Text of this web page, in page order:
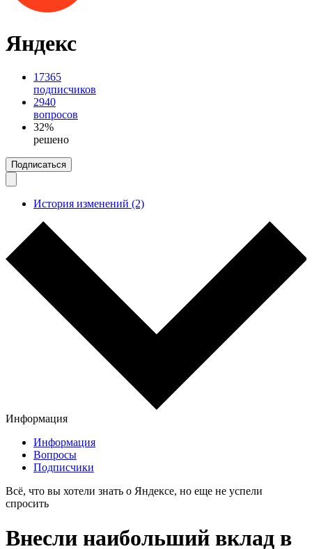
Яндекс
17365
подписчиков
2940
вопросов
32%
решено
Подписаться
История изменений (2)
Информация
Информация
Вопросы
Подписчики
Всё, что вы хотели знать о Яндексе, но еще не успели
спросить
Внесли наибольший вклад в